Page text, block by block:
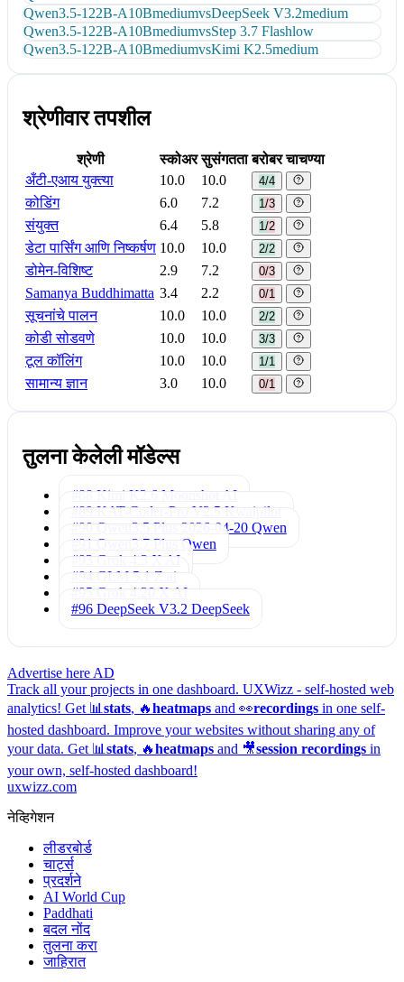
Qwen3.5-122B-A10BmediumvsDeepSeek V3.2medium
Qwen3.5-122B-A10BmediumvsStep 3.7 Flashlow
Qwen3.5-122B-A10BmediumvsKimi K2.5medium
श्रेणीवार तपशील
श्रेणी स्कोअर सुसंगतता बरोबर चाचण्या
अँटी-एआय युक्त्या
10.0 10.0 4/4
कोडिंग 6.0 7.2 1/3
संयुक्त 6.4 5.8 1/2
डेटा पार्सिंग आणि निष्कर्षण 10.0 10.0 2/2
डोमेन-विशिष्ट 2.9 7.2 0/3
Samanya Buddhimatta 3.4 2.2 0/1
सूचनांचे पालन 10.0 10.0 2/2
कोडी सोडवणे 10.0 10.0 3/3
टूल कॉलिंग 10.0 10.0 1/1
सामान्य ज्ञान 3.0 10.0 0/1
तुलना केलेली मॉडेल्स
#88 Kimi K2.6 Moonshot AI
#89 KAT-Coder-Pro V2.5 Kwaipilot
#90 Qwen3.5 Plus 2026-04-20 Qwen
#91 Qwen3.7 Plus
Qwen
#93 Grok 4.3 X AI
#94 GLM 5.1 Z.ai
#95 Grok 4.20 X AI
#96 DeepSeek V3.2 DeepSeek
Advertise here AD
Track all your projects in one dashboard. UXWizz - self-hosted web
analytics! Get 📊 stats, 🔥heatmaps and 👀recordings in one self-
hosted dashboard. Improve your websites without sharing any of
your data. Get 📊 stats, 🔥heatmaps and 🎥session recordings in
your own, self-hosted dashboard!
uxwizz.com
नेव्हिगेशन
लीडरबोर्ड
चार्ट्स
प्रदर्शने
AI World Cup
Paddhati
बदल नोंद
तुलना करा
जाहिरात